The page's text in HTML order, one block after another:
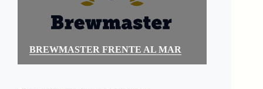
BREWMASTER FRENTE AL MAR